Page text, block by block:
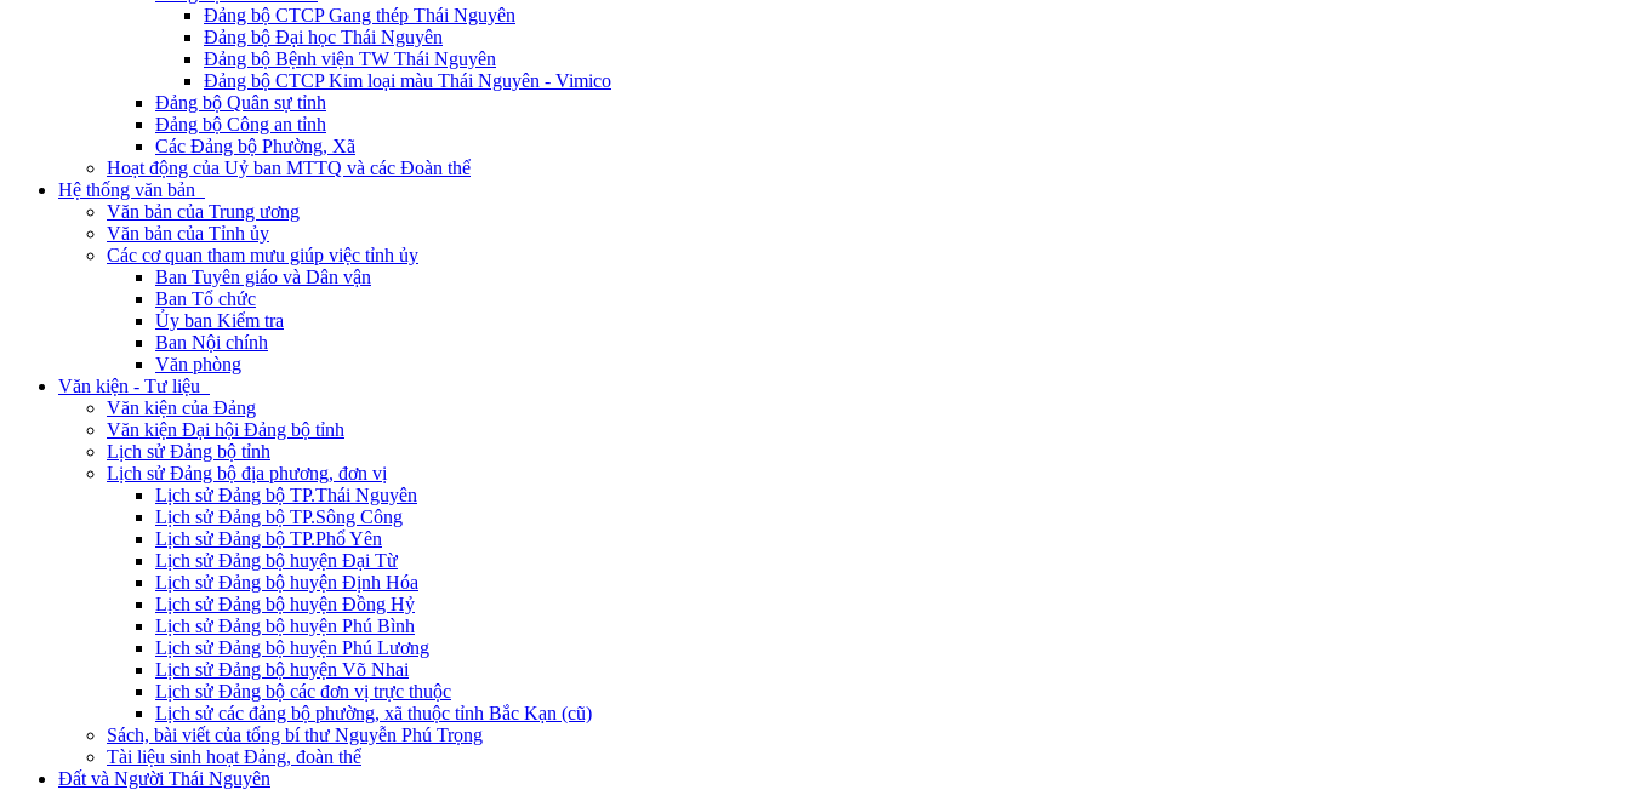
Đảng bộ CTCP Gang thép Thái Nguyên
Đảng bộ Đại học Thái Nguyên
Đảng bộ Bệnh viện TW Thái Nguyên
Đảng bộ CTCP Kim loại màu Thái Nguyên - Vimico
Đảng bộ Quân sự tỉnh
Đảng bộ Công an tỉnh
Các Đảng bộ Phường, Xã
Hoạt động của Uỷ ban MTTQ và các Đoàn thể
Hệ thống văn bản
Văn bản của Trung ương
Văn bản của Tỉnh ủy
Các cơ quan tham mưu giúp việc tỉnh ủy
Ban Tuyên giáo và Dân vận
Ban Tổ chức
Ủy ban Kiểm tra
Ban Nội chính
Văn phòng
Văn kiện - Tư liệu
Văn kiện của Đảng
Văn kiện Đại hội Đảng bộ tỉnh
Lịch sử Đảng bộ tỉnh
Lịch sử Đảng bộ địa phương, đơn vị
Lịch sử Đảng bộ TP.Thái Nguyên
Lịch sử Đảng bộ TP.Sông Công
Lịch sử Đảng bộ TP.Phổ Yên
Lịch sử Đảng bộ huyện Đại Từ
Lịch sử Đảng bộ huyện Định Hóa
Lịch sử Đảng bộ huyện Đồng Hỷ
Lịch sử Đảng bộ huyện Phú Bình
Lịch sử Đảng bộ huyện Phú Lương
Lịch sử Đảng bộ huyện Võ Nhai
Lịch sử Đảng bộ các đơn vị trực thuộc
Lịch sử các đảng bộ phường, xã thuộc tỉnh Bắc Kạn (cũ)
Sách, bài viết của tổng bí thư Nguyễn Phú Trọng
Tài liệu sinh hoạt Đảng, đoàn thể
Đất và Người Thái Nguyên